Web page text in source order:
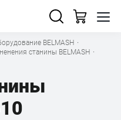
BELMASH ·
станины BELMASH ·